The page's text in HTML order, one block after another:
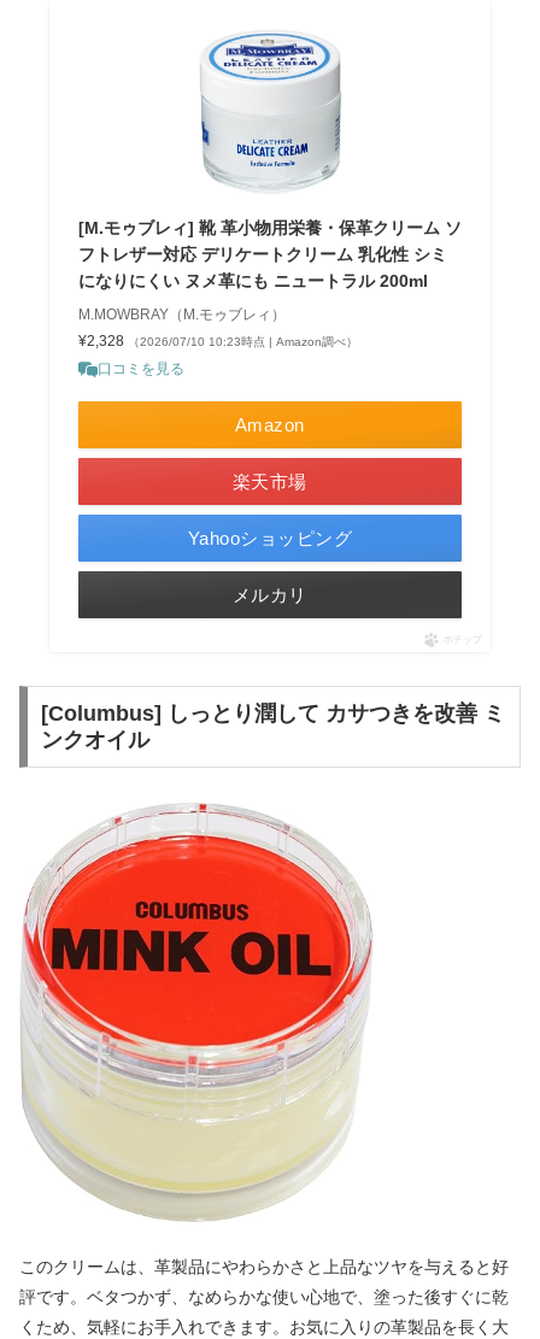
[M.モゥブレィ] 靴 革小物用栄養・保革クリーム ソ
フトレザー対応 デリケートクリーム 乳化性 シミ
になりにくい ヌメ革にも ニュートラル 200ml
M.MOWBRAY（M.モゥブレィ）
¥2,328
（2026/07/10 10:23時点 | Amazon調べ）
口コミを見る
Amazon
楽天市場
Yahooショッピング
メルカリ
ポチップ
[Columbus] しっとり潤して カサつきを改善 ミ
ンクオイル
このクリームは、革製品にやわらかさと上品なツヤを与えると好
評です。ベタつかず、なめらかな使い心地で、塗った後すぐに乾
くため、気軽にお手入れできます。お気に入りの革製品を長く大